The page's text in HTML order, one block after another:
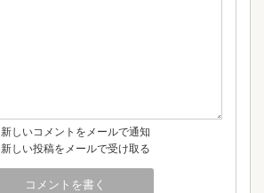
新しいコメントをメールで通知
新しい投稿をメールで受け取る